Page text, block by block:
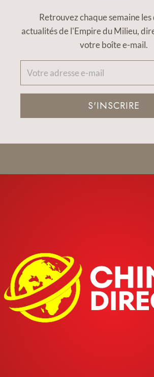
Retrouvez chaque semaine
actualités de l'Empire du Milieu,
votre boîte e-mail.
S'INSCRIRE